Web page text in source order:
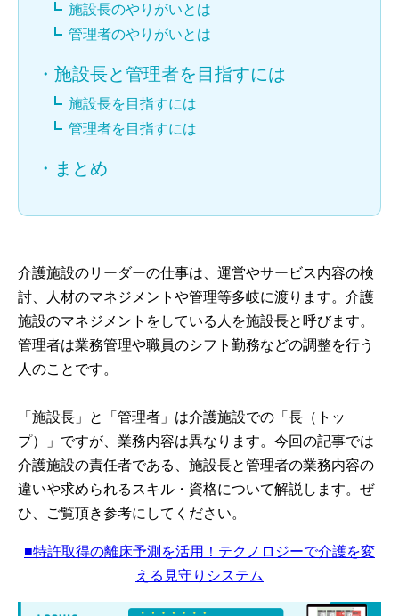
施設長のやりがいとは
管理者のやりがいとは
・ 施設長と管理者を目指すには
施設長を目指すには
管理者を目指すには
・ まとめ
介護施設のリーダーの仕事は、運営やサービス内容の検
討、人材のマネジメントや管理等多岐に渡ります。介護
施設のマネジメントをしている人を施設長と呼びます。
管理者は業務管理や職員のシフト勤務などの調整を行う
人のことです。
「施設長」と「管理者」は介護施設での「長（トッ
プ）」ですが、業務内容は異なります。今回の記事では
介護施設の責任者である、施設長と管理者の業務内容の
違いや求められるスキル・資格について解説します。ぜ
ひ、ご覧頂き参考にしてください。
■特許取得の離床予測を活用！テクノロジーで介護を変
える見守りシステム